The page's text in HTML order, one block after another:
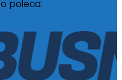
poleca: